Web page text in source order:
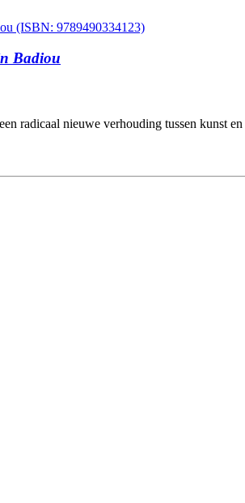
Badiou
radicaal nieuwe verhouding tussen kunst